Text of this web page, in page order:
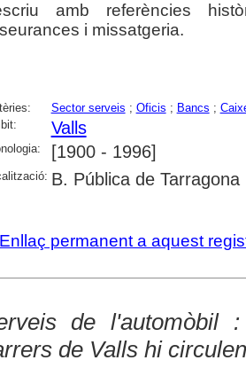
amb referències
i missatgeria.
Sector serveis ; Oficis ; Bancs ;
Valls
[1900 - 1996]
B. Pública de Tarragona
Enllaç permanent a aquest
de l'automòbil
de Valls hi